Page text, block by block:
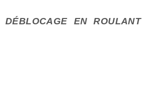
DÉBLOCAGE EN ROULANT